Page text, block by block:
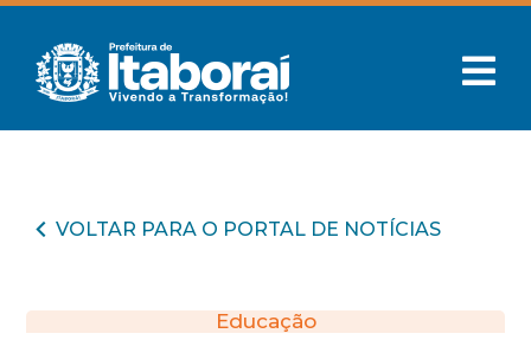
VOLTAR PARA O PORTAL DE NOTÍCIAS
Educação